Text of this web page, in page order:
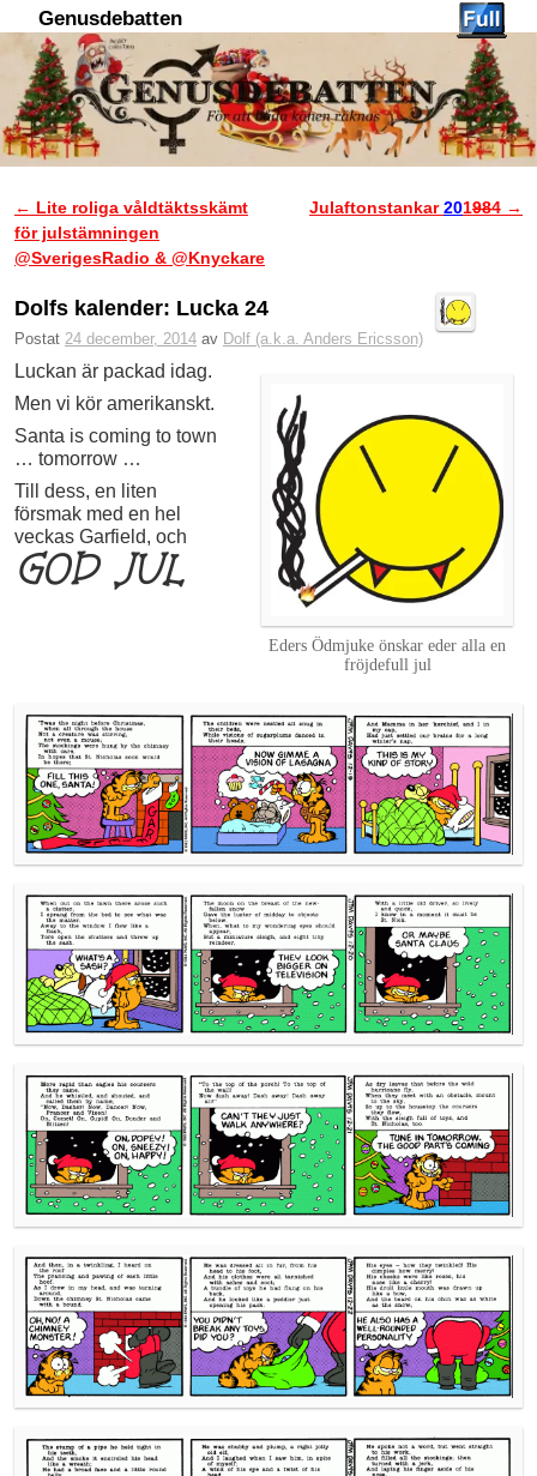
Genusdebatten
Inläggsnavigering
← Lite roliga våldtäktsskämt
för julstämningen
@SverigesRadio & @Knyckare
Julaftonstankar201984 →
Dolfs kalender: Lucka 24
Postat 24 december, 2014 av Dolf (a.k.a. Anders Ericsson)
Eders Ödmjuke önskar eder alla en
fröjdefull jul
Luckan är packad idag.
Men vi kör amerikanskt.
Santa is coming to town
… tomorrow …
Till dess, en liten
försmak med en hel
veckas Garfield, och
GOD JUL